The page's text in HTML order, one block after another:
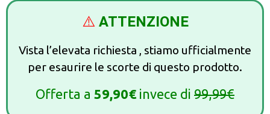
⚠️ ATTENZIONE
Vista l’elevata richiesta , stiamo ufficialmente
per esaurire le scorte di questo prodotto.
Offerta a 59,90€ invece di 99,99€